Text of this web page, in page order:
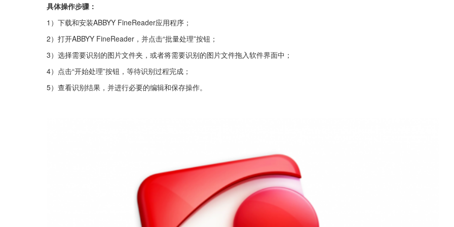
具体操作步骤：
1）下载和安装ABBYY FineReader应用程序；
2）打开ABBYY FineReader，并点击“批量处理”按钮；
3）选择需要识别的图片文件夹，或者将需要识别的图片文件拖入软件界面中；
4）点击“开始处理”按钮，等待识别过程完成；
5）查看识别结果，并进行必要的编辑和保存操作。